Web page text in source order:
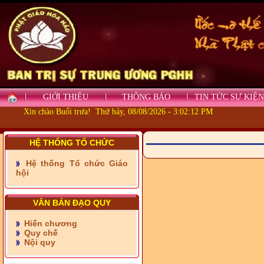
GIỚI THIỆU THÔNG BÁO
TIN TỨC SỰ KIỆN
Xin chào Buổi trưa! Thứ bảy, 08/08/2026 - 3:02:12 PM
HỆ THỐNG TỔ CHỨC
Hệ thống Tổ chức Giáo
hội
VĂN BẢN ĐẠO QUY
Hiến chương
Quy chế
Nội quy
nguyện vùng biên
- BAN TRỊ SỰ XÃ ĐẠI